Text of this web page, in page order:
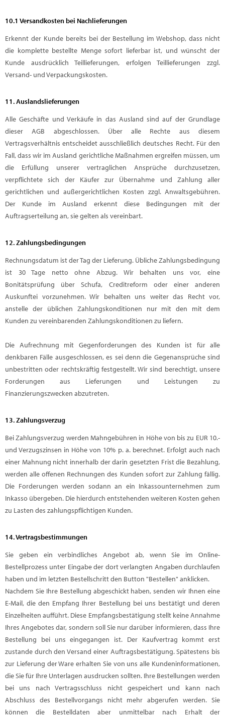
10.1 Versandkosten bei Nachlieferungen
Erkennt der Kunde bereits bei der Bestellung im Webshop, dass nicht
die komplette bestellte Menge sofort lieferbar ist, und wünscht der
Kunde ausdrücklich Teillieferungen, erfolgen Teillieferungen zzgl.
Versand- und Verpackungskosten.
11. Auslandslieferungen
Alle Geschäfte und Verkäufe in das Ausland sind auf der Grundlage
dieser AGB abgeschlossen. Über alle Rechte aus diesem
Vertragsverhältnis entscheidet ausschließlich deutsches Recht. Für den
Fall, dass wir im Ausland gerichtliche Maßnahmen ergreifen müssen, um
die Erfüllung unserer vertraglichen Ansprüche durchzusetzen,
verpflichtete sich der Käufer zur Übernahme und Zahlung aller
gerichtlichen und außergerichtlichen Kosten zzgl. Anwaltsgebühren.
Der Kunde im Ausland erkennt diese Bedingungen mit der
Auftragserteilung an, sie gelten als vereinbart.
12. Zahlungsbedingungen
Rechnungsdatum ist der Tag der Lieferung. Übliche Zahlungsbedingung
ist 30 Tage netto ohne Abzug. Wir behalten uns vor, eine
Bonitätsprüfung über Schufa, Creditreform oder einer anderen
Auskunftei vorzunehmen. Wir behalten uns weiter das Recht vor,
anstelle der üblichen Zahlungskonditionen nur mit den mit dem
Kunden zu vereinbarenden Zahlungskonditionen zu liefern.
Die Aufrechnung mit Gegenforderungen des Kunden ist für alle
denkbaren Fälle ausgeschlossen, es sei denn die Gegenansprüche sind
unbestritten oder rechtskräftig festgestellt. Wir sind berechtigt, unsere
Forderungen aus Lieferungen und Leistungen zu
Finanzierungszwecken abzutreten.
13. Zahlungsverzug
Bei Zahlungsverzug werden Mahngebühren in Höhe von bis zu EUR 10.-
und Verzugszinsen in Höhe von 10% p. a. berechnet. Erfolgt auch nach
einer Mahnung nicht innerhalb der darin gesetzten Frist die Bezahlung,
werden alle offenen Rechnungen des Kunden sofort zur Zahlung fällig.
Die Forderungen werden sodann an ein Inkassounternehmen zum
Inkasso übergeben. Die hierdurch entstehenden weiteren Kosten gehen
zu Lasten des zahlungspflichtigen Kunden.
14. Vertragsbestimmungen
Sie geben ein verbindliches Angebot ab, wenn Sie im Online-
Bestellprozess unter Eingabe der dort verlangten Angaben durchlaufen
haben und im letzten Bestellschritt den Button "Bestellen" anklicken.
Nachdem Sie Ihre Bestellung abgeschickt haben, senden wir Ihnen eine
E-Mail, die den Empfang Ihrer Bestellung bei uns bestätigt und deren
Einzelheiten aufführt. Diese Empfangsbestätigung stellt keine Annahme
Ihres Angebotes dar, sondern soll Sie nur darüber informieren, dass Ihre
Bestellung bei uns eingegangen ist. Der Kaufvertrag kommt erst
zustande durch den Versand einer Auftragsbestätigung. Spätestens bis
zur Lieferung der Ware erhalten Sie von uns alle Kundeninformationen,
die Sie für Ihre Unterlagen ausdrucken sollten. Ihre Bestellungen werden
bei uns nach Vertragsschluss nicht gespeichert und kann nach
Abschluss des Bestellvorgangs nicht mehr abgerufen werden. Sie
können die Bestelldaten aber unmittelbar nach Erhalt der